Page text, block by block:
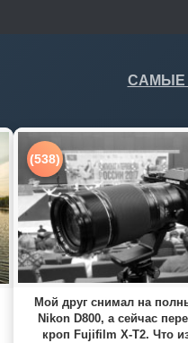
САМЫЕ
(538)
Мой друг снимал на
Nikon D800, а сейчас
кроп Fujifilm X-T2. Что